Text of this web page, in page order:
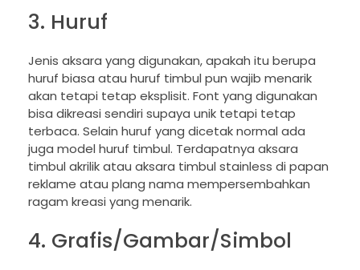
3. Huruf
Jenis aksara yang digunakan, apakah itu berupa
huruf biasa atau huruf timbul pun wajib menarik
akan tetapi tetap eksplisit. Font yang digunakan
bisa dikreasi sendiri supaya unik tetapi tetap
terbaca. Selain huruf yang dicetak normal ada
juga model huruf timbul. Terdapatnya aksara
timbul akrilik atau aksara timbul stainless di papan
reklame atau plang nama mempersembahkan
ragam kreasi yang menarik.
4. Grafis/Gambar/Simbol